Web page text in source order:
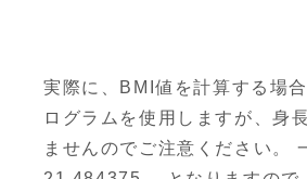
実際に、BMI値を計算する場
ログラムを使用しますが、身
ませんのでご注意ください。